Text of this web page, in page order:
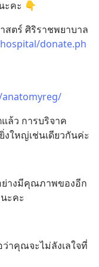
ะคะ 👇
ตร์ ศิริราชพยาบาล
donate.ph
ล้ว การบริจาค
งใหญ่เช่นเดียวกันค่ะ
ย่างมีคุณภาพของอีก
ะคะ
าคุณจะไม่ลังเลใจที่